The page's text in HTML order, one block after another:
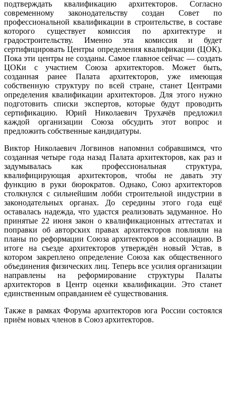
подтверждать квалификацию архитекторов. Согласно
современному законодательству создан Совет по
профессиональной квалификации в строительстве, в составе
которого существует комиссия по архитектуре и
градостроительству. Именно эта комиссия и будет
сертифицировать Центры определения квалификации (ЦОК).
Пока эти центры не созданы. Самое главное сейчас — создать
ЦОКи с участием Союза архитекторов. Может быть,
созданная ранее Палата архитекторов, уже имеющая
собственную структуру по всей стране, станет Центрами
определения квалификации архитекторов. Для этого нужно
подготовить списки экспертов, которые будут проводить
сертификацию. Юрий Николаевич Трухачёв предложил
каждой организации Союза обсудить этот вопрос и
предложить собственные кандидатуры.
Виктор Николаевич Логвинов напомнил собравшимся, что
созданная четыре года назад Палата архитекторов, как раз и
задумывалась как профессиональная структура,
квалифицирующая архитекторов, чтобы не давать эту
функцию в руки бюрократов. Однако, Союз архитекторов
столкнулся с сильнейшим лобби строительной индустрии в
законодательных органах. До середины этого года ещё
оставалась надежда, что удастся реализовать задуманное. Но
принятые 22 июня закон о квалификационных аттестатах и
поправки об авторских правах архитекторов повлияли на
планы по реформации Союза архитекторов в ассоциацию. В
итоге на съезде архитекторов утверждён новый Устав, в
котором закреплено определение Союза как общественного
объединения физических лиц. Теперь все усилия организации
направлены на реформирование структуры Палаты
архитекторов в Центр оценки квалификации. Это станет
единственным оправданием её существования.
Также в рамках Форума архитекторов юга России состоялся
приём новых членов в Союз архитекторов.